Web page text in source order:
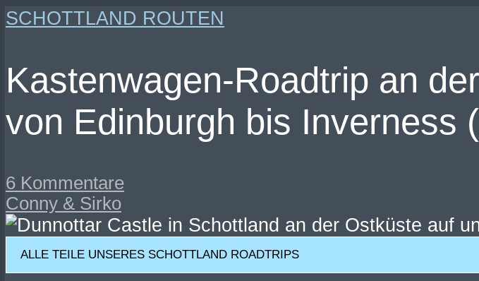
SCHOTTLAND ROUTEN
Kastenwagen-Roadtrip an
von Edinburgh bis Inverness
6 Kommentare
Conny & Sirko
ALLE TEILE UNSERES SCHOTTLAND ROADTRIPS